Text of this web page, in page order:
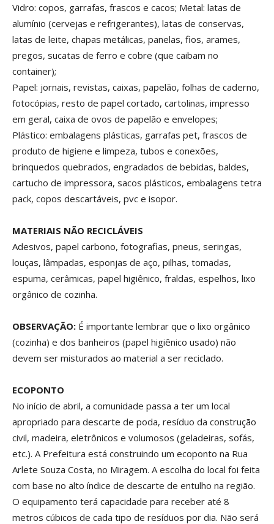
Vidro: copos, garrafas, frascos e cacos; Metal: latas de
alumínio (cervejas e refrigerantes), latas de conservas,
latas de leite, chapas metálicas, panelas, fios, arames,
pregos, sucatas de ferro e cobre (que caibam no
container);
Papel: jornais, revistas, caixas, papelão, folhas de caderno,
fotocópias, resto de papel cortado, cartolinas, impresso
em geral, caixa de ovos de papelão e envelopes;
Plástico: embalagens plásticas, garrafas pet, frascos de
produto de higiene e limpeza, tubos e conexões,
brinquedos quebrados, engradados de bebidas, baldes,
cartucho de impressora, sacos plásticos, embalagens tetra
pack, copos descartáveis, pvc e isopor.
MATERIAIS NÃO RECICLÁVEIS
Adesivos, papel carbono, fotografias, pneus, seringas,
louças, lâmpadas, esponjas de aço, pilhas, tomadas,
espuma, cerâmicas, papel higiênico, fraldas, espelhos, lixo
orgânico de cozinha.
OBSERVAÇÃO: É importante lembrar que o lixo orgânico
(cozinha) e dos banheiros (papel higiênico usado) não
devem ser misturados ao material a ser reciclado.
ECOPONTO
No início de abril, a comunidade passa a ter um local
apropriado para descarte de poda, resíduo da construção
civil, madeira, eletrônicos e volumosos (geladeiras, sofás,
etc.). A Prefeitura está construindo um ecoponto na Rua
Arlete Souza Costa, no Miragem. A escolha do local foi feita
com base no alto índice de descarte de entulho na região.
O equipamento terá capacidade para receber até 8
metros cúbicos de cada tipo de resíduos por dia. Não será